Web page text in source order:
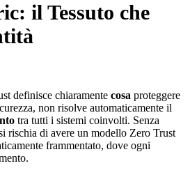
il Tessuto che
definisce chiaramente cosa proteggere
non risolve automaticamente il
tra tutti i sistemi coinvolti. Senza
rischia di avere un modello Zero Trust
frammentato, dove ogni